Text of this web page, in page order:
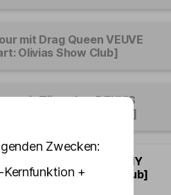
mit Drag Queen VEUVE
Olivias Show Club]
mit Türsteher DENNIS
[Start: Olivias Show Club]
mit Drag Queen FANNY
[Start: Olivias Show Club]
Zwecken:
+